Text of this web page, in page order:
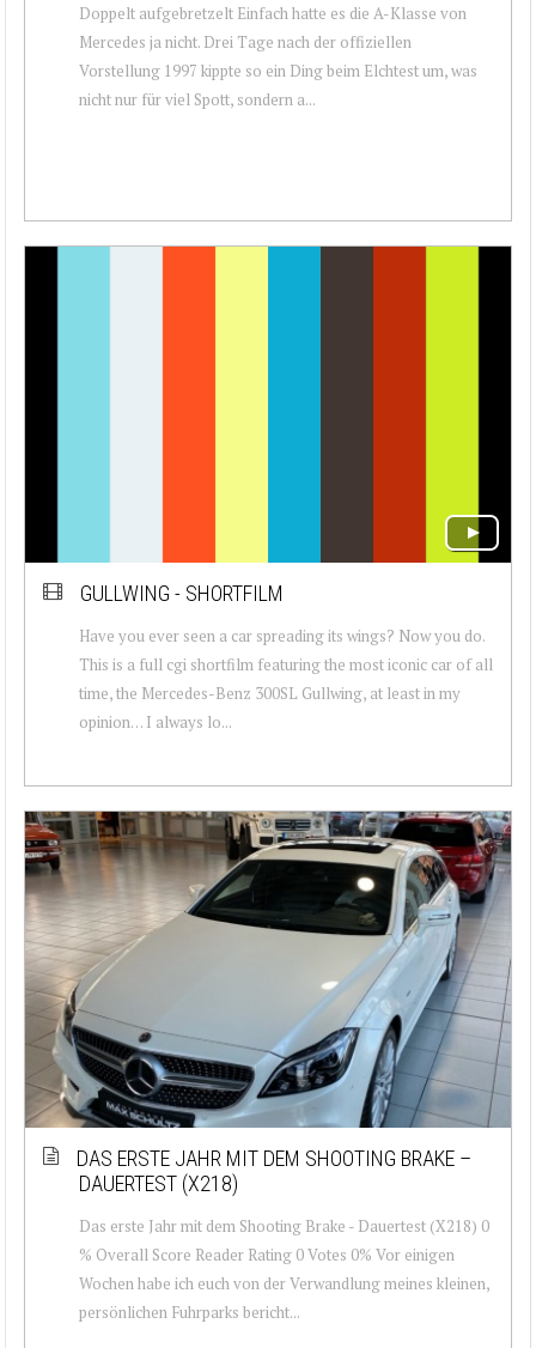
Doppelt aufgebretzelt Einfach hatte es die A-Klasse von
Mercedes ja nicht. Drei Tage nach der offiziellen
Vorstellung 1997 kippte so ein Ding beim Elchtest um, was
nicht nur für viel Spott, sondern a...
GULLWING - SHORTFILM
Have you ever seen a car spreading its wings? Now you do.
This is a full cgi shortfilm featuring the most iconic car of all
time, the Mercedes-Benz 300SL Gullwing, at least in my
opinion… I always lo...
DAS ERSTE JAHR MIT DEM SHOOTING BRAKE –
DAUERTEST (X218)
Das erste Jahr mit dem Shooting Brake - Dauertest (X218) 0
% Overall Score Reader Rating 0 Votes 0% Vor einigen
Wochen habe ich euch von der Verwandlung meines kleinen,
persönlichen Fuhrparks bericht...